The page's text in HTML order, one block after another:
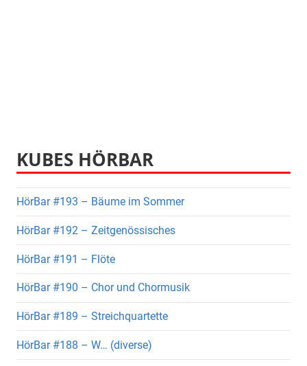
KUBES HÖRBAR
HörBar #193 – Bäume im Sommer
HörBar #192 – Zeitgenössisches
HörBar #191 – Flöte
HörBar #190 – Chor und Chormusik
HörBar #189 – Streichquartette
HörBar #188 – W… (diverse)